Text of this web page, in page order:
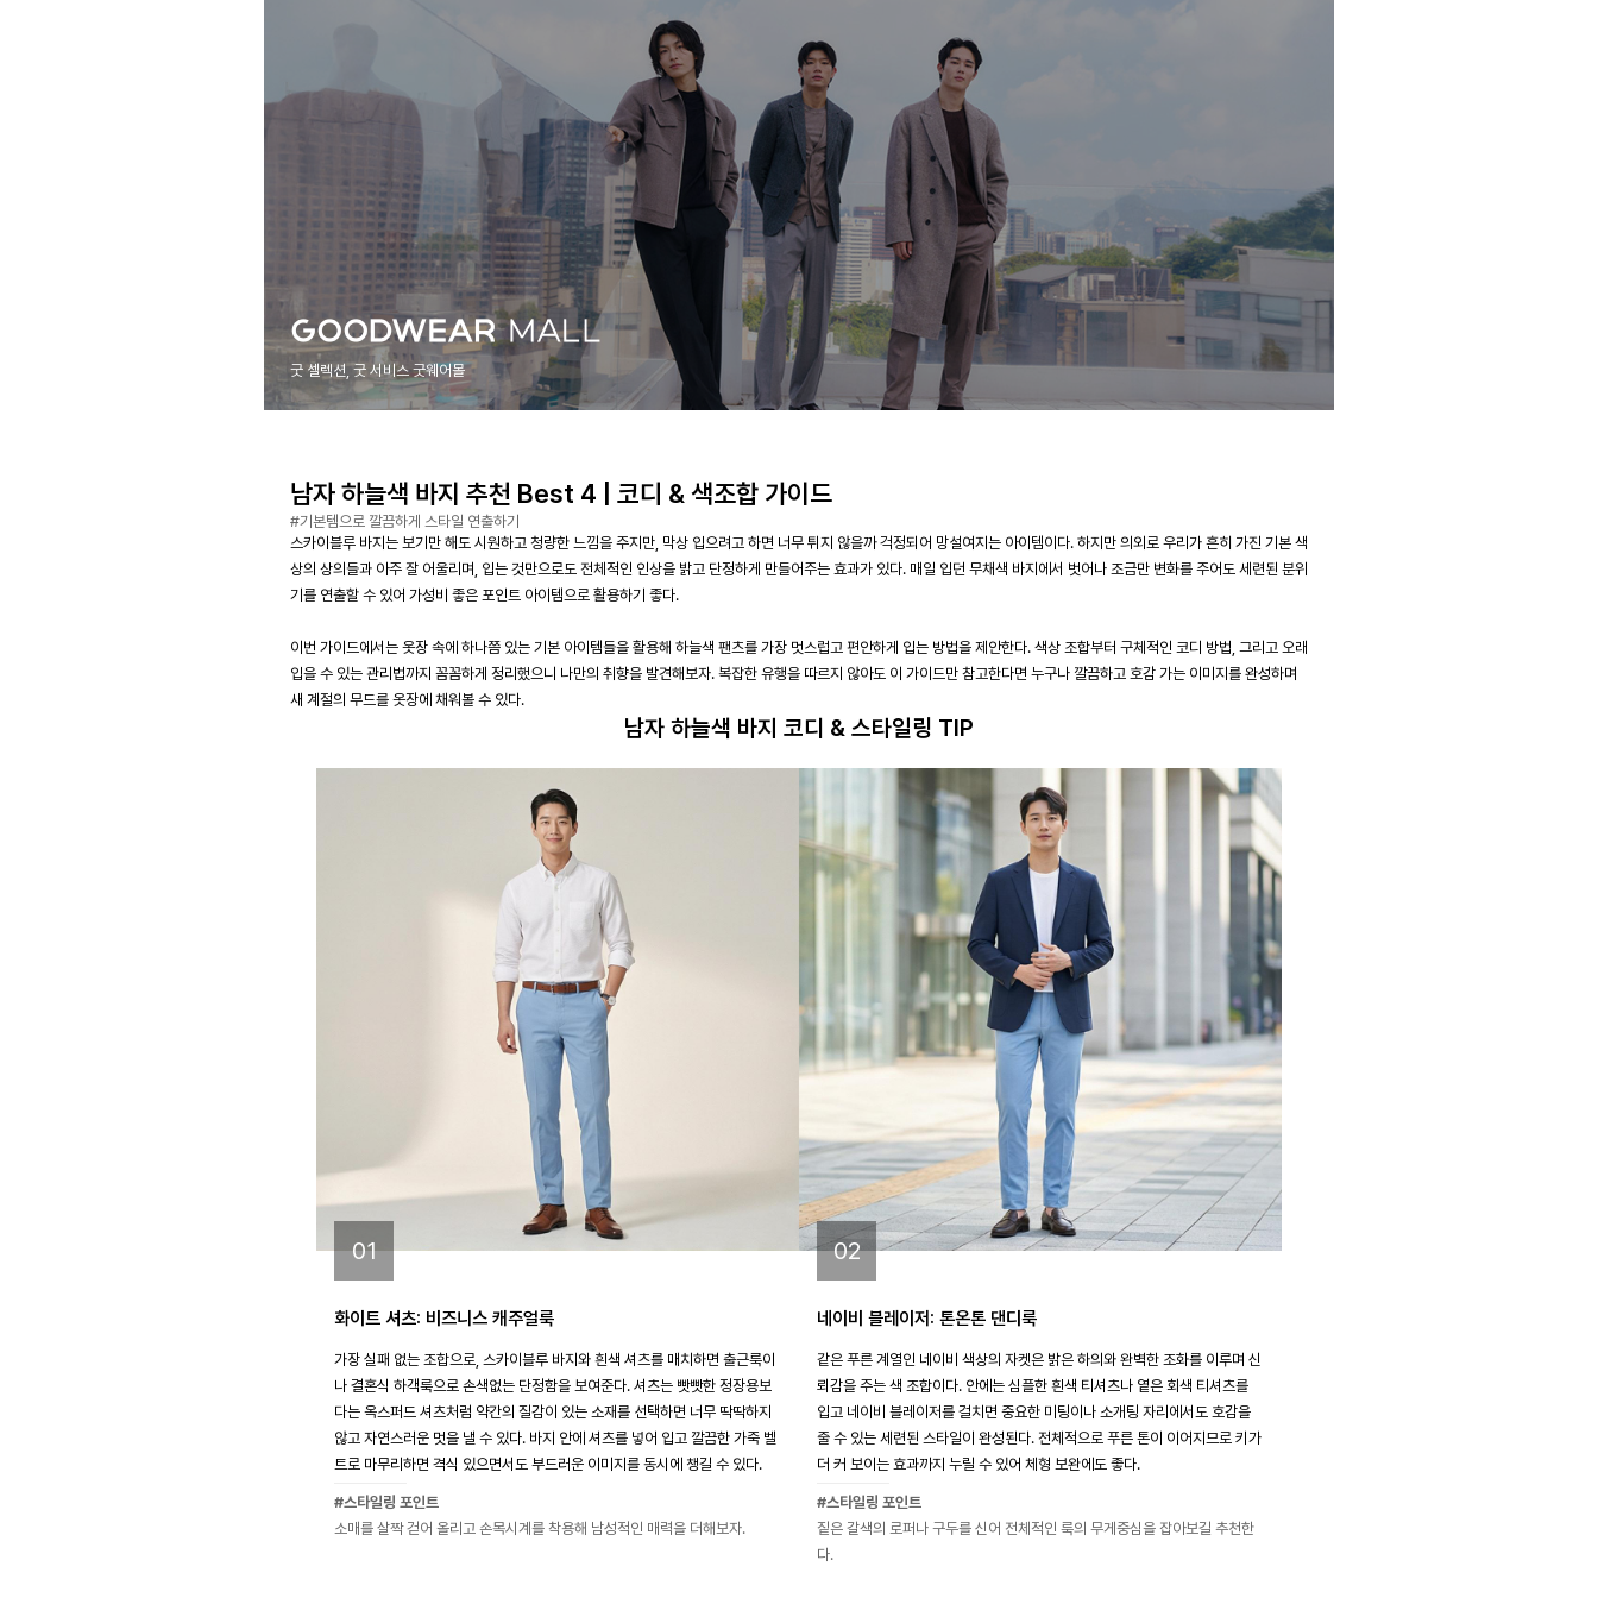
굿 셀렉션, 굿 서비스 굿웨어몰
남자 하늘색 바지 추천 Best 4 | 코디 & 색조합 가이드
#기본템으로 깔끔하게 스타일 연출하기
스카이블루 바지는 보기만 해도 시원하고 청량한 느낌을 주지만, 막상 입으려고 하면 너무 튀지 않을까 걱정되어 망설여지는 아이템이다. 하지만 의외로 우리가 흔히 가진 기본 색
상의 상의들과 아주 잘 어울리며, 입는 것만으로도 전체적인 인상을 밝고 단정하게 만들어주는 효과가 있다. 매일 입던 무채색 바지에서 벗어나 조금만 변화를 주어도 세련된 분위
기를 연출할 수 있어 가성비 좋은 포인트 아이템으로 활용하기 좋다.
이번 가이드에서는 옷장 속에 하나쯤 있는 기본 아이템들을 활용해 하늘색 팬츠를 가장 멋스럽고 편안하게 입는 방법을 제안한다. 색상 조합부터 구체적인 코디 방법, 그리고 오래
입을 수 있는 관리법까지 꼼꼼하게 정리했으니 나만의 취향을 발견해보자. 복잡한 유행을 따르지 않아도 이 가이드만 참고한다면 누구나 깔끔하고 호감 가는 이미지를 완성하며
새 계절의 무드를 옷장에 채워볼 수 있다.
남자 하늘색 바지 코디 & 스타일링 TIP
01
화이트 셔츠: 비즈니스 캐주얼룩
가장 실패 없는 조합으로, 스카이블루 바지와 흰색 셔츠를 매치하면 출근룩이
나 결혼식 하객룩으로 손색없는 단정함을 보여준다. 셔츠는 빳빳한 정장용보
다는 옥스퍼드 셔츠처럼 약간의 질감이 있는 소재를 선택하면 너무 딱딱하지
않고 자연스러운 멋을 낼 수 있다. 바지 안에 셔츠를 넣어 입고 깔끔한 가죽 벨
트로 마무리하면 격식 있으면서도 부드러운 이미지를 동시에 챙길 수 있다.
#스타일링 포인트
소매를 살짝 걷어 올리고 손목시계를 착용해 남성적인 매력을 더해보자.
02
네이비 블레이저: 톤온톤 댄디룩
같은 푸른 계열인 네이비 색상의 자켓은 밝은 하의와 완벽한 조화를 이루며 신
뢰감을 주는 색 조합이다. 안에는 심플한 흰색 티셔츠나 옅은 회색 티셔츠를
입고 네이비 블레이저를 걸치면 중요한 미팅이나 소개팅 자리에서도 호감을
줄 수 있는 세련된 스타일이 완성된다. 전체적으로 푸른 톤이 이어지므로 키가
더 커 보이는 효과까지 누릴 수 있어 체형 보완에도 좋다.
#스타일링 포인트
짙은 갈색의 로퍼나 구두를 신어 전체적인 룩의 무게중심을 잡아보길 추천한
다.